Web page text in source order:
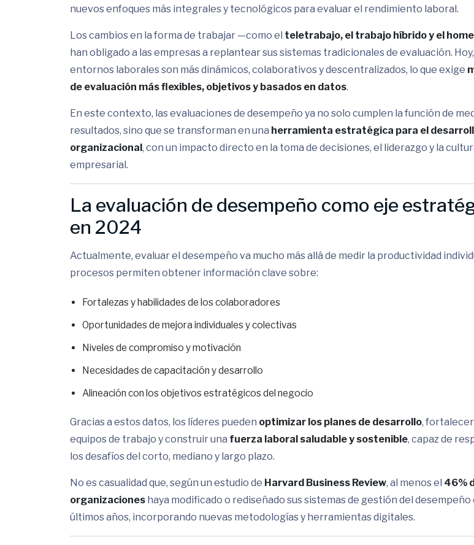
nuevos enfoques más integrales y tecnológicos para evaluar el rendimiento laboral.
Los cambios en la forma de trabajar —como el teletrabajo, el trabajo híbrido y el
han obligado a las empresas a replantear sus sistemas tradicionales de evaluación.
entornos laborales son más dinámicos, colaborativos y descentralizados, lo que exige
de evaluación más flexibles, objetivos y basados en datos.
En este contexto, las evaluaciones de desempeño ya no solo cumplen la función de
resultados, sino que se transforman en una herramienta estratégica para el
organizacional, con un impacto directo en la toma de decisiones, el liderazgo y la
empresarial.
La evaluación de desempeño como eje
en 2024
Actualmente, evaluar el desempeño va mucho más allá de medir la productividad
procesos permiten obtener información clave sobre:
Fortalezas y habilidades de los colaboradores
Oportunidades de mejora individuales y colectivas
Niveles de compromiso y motivación
Necesidades de capacitación y desarrollo
Alineación con los objetivos estratégicos del negocio
Gracias a estos datos, los líderes pueden optimizar los planes de desarrollo,
equipos de trabajo y construir una fuerza laboral saludable y sostenible, capaz de
los desafíos del corto, mediano y largo plazo.
No es casualidad que, según un estudio de Harvard Business Review, al menos el 46%
organizaciones haya modificado o rediseñado sus sistemas de gestión del desempeño
últimos años, incorporando nuevas metodologías y herramientas digitales.